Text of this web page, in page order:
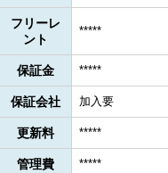
フリーレ
ント
*****
保証金 *****
保証会社 加入要
更新料 *****
管理費 *****